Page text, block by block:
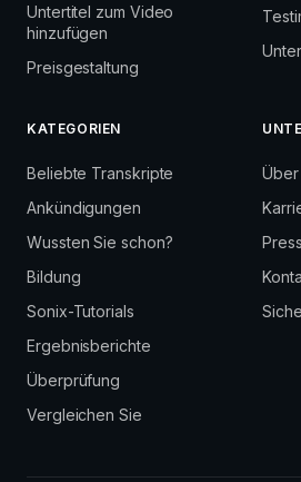
Untertitel zum Video
hinzufügen
Preisgestaltung
KATEGORIEN
Beliebte Transkripte
Ankündigungen
Wussten Sie schon?
Bildung
Sonix-Tutorials
Ergebnisberichte
Überprüfung
Vergleichen Sie
Über